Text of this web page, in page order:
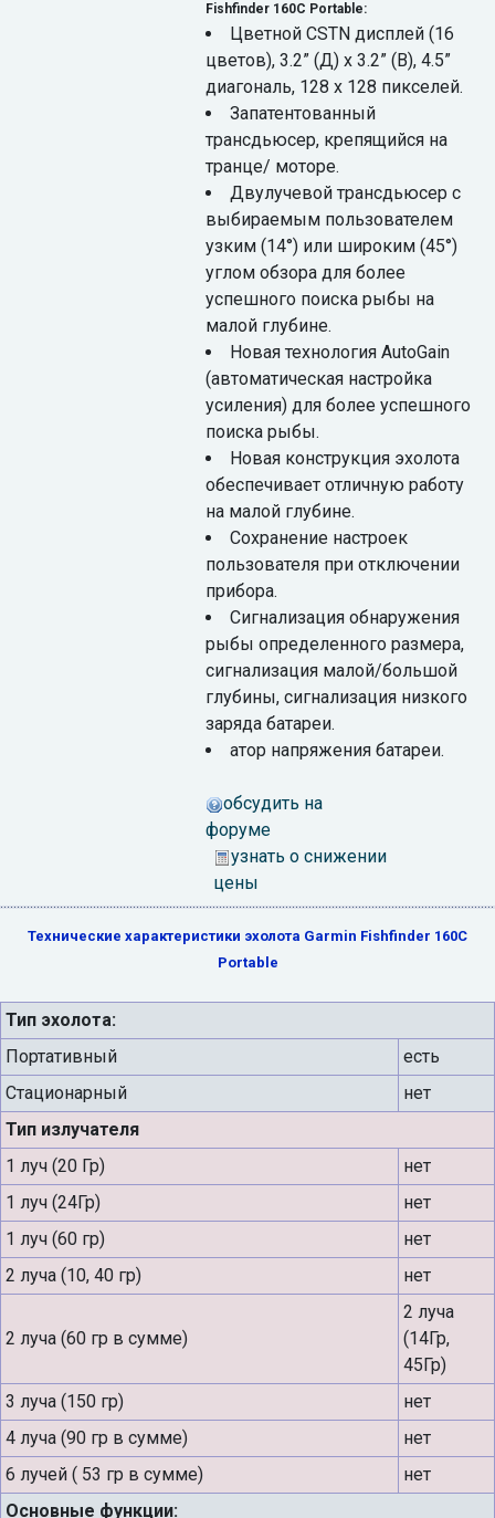
Fishfinder 160C Portable:
Цветной CSTN дисплей (16
цветов), 3.2” (Д) x 3.2” (В), 4.5”
диагональ, 128 x 128 пикселей.
Запатентованный
трансдьюсер, крепящийся на
транце/ моторе.
Двулучевой трансдьюсер с
выбираемым пользователем
узким (14°) или широким (45°)
углом обзора для более
успешного поиска рыбы на
малой глубине.
Новая технология AutoGain
(автоматическая настройка
усиления) для более успешного
поиска рыбы.
Новая конструкция эхолота
обеспечивает отличную работу
на малой глубине.
Сохранение настроек
пользователя при отключении
прибора.
Сигнализация обнаружения
рыбы определенного размера,
сигнализация малой/большой
глубины, сигнализация низкого
заряда батареи.
атор напряжения батареи.
обсудить на
форуме
узнать о снижении
цены
Технические характеристики эхолота Garmin Fishfinder 160C
Portable
Тип эхолота:
Портативный
есть
Стационарный
нет
Тип излучателя
1 луч (20 Гр)
нет
1 луч (24Гр)
нет
1 луч (60 гр)
нет
2 луча (10, 40 гр)
нет
2 луча (60 гр в сумме)
2 луча
(14Гр,
45Гр)
3 луча (150 гр)
нет
4 луча (90 гр в сумме)
нет
6 лучей ( 53 гр в сумме)
нет
Основные функции: